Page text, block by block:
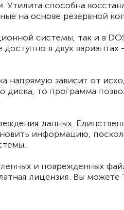
способна
на основе резервной
системы, так и в
в двух
напрямую зависит от
то программа
данных.
информацию,
и поврежденных
лицензия. Вы можете